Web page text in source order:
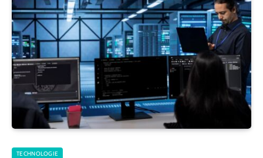
TECHNOLOGIE